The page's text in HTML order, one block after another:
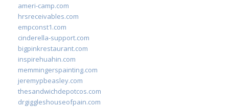
ameri-camp.com
hrsreceivables.com
empconst1.com
cinderella-support.com
bigpinkrestaurant.com
inspirehuahin.com
memmingerspainting.com
jeremypbeasley.com
thesandwichdepotcos.com
drgiggleshouseofpain.com